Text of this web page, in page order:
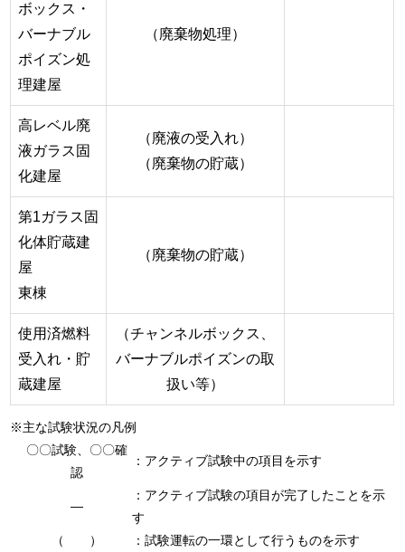
ボックス・
バーナブル
ポイズン処
理建屋
（廃棄物処理）
高レベル廃
液ガラス固
化建屋
（廃液の受入れ）
（廃棄物の貯蔵）
第1ガラス固
化体貯蔵建
屋
東棟
（廃棄物の貯蔵）
使用済燃料
受入れ・貯
蔵建屋
（チャンネルボックス、
バーナブルポイズンの取
扱い等）
※主な試験状況の凡例
〇〇試験、〇〇確
認
：アクティブ試験中の項目を示す
―
：アクティブ試験の項目が完了したことを示
す
（ ）
：試験運転の一環として行うものを示す